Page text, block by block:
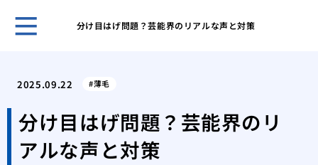
分け目はげ問題？芸能界のリアルな声と対策
2025.09.22 薄毛
分け目はげ問題？芸能界のリ
アルな声と対策